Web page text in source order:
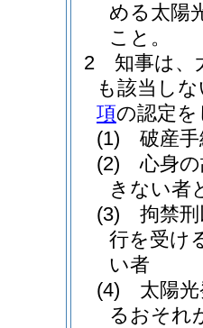
める太陽
こと。
2
知事は、
も該当し
項の認定
(1)
破産
(2)
心身
きない者
(3)
拘禁
行を受け
い者
(4)
太陽
るおそれ